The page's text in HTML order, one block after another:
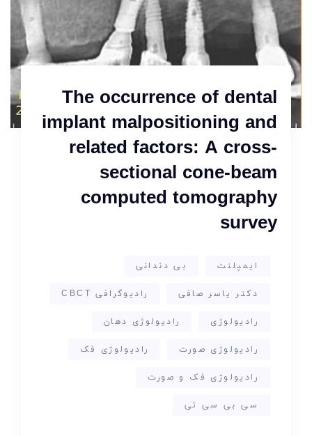
The occurrence of dental
implant malpositioning and
related factors: A cross-
sectional cone-beam
computed tomography
survey
ایمپلنت بی دندانی
دکتر یاسر صافی رادیوگرافی CBCT
رادیولوژی رادیولوژی دهان
رادیولوژی صورت رادیولوژی فک
رادیولوژی فک و صورت
سی بی سی تی